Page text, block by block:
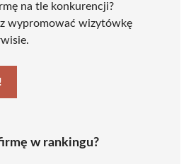
na tle konkurencji?
wypromować wizytówkę
w rankingu?